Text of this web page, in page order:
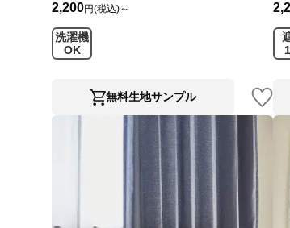
2,200円(税込)～
洗濯機
OK
無料生地サンプル